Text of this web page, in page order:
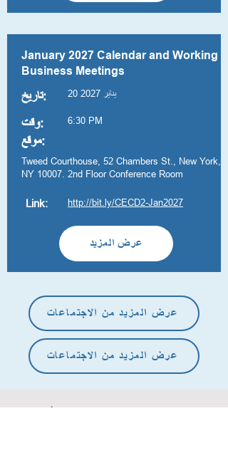
January 2027 Calendar and Working
Business Meetings
تاريخ: 20 يناير 2027
وقت: 6:30 PM
موقع:
Tweed Courthouse, 52 Chambers St., New York,
NY 10007. 2nd Floor Conference Room
Link: http://bit.ly/CECD2-Jan2027
عرض المزيد
عرض المزيد من الاجتماعات
عرض المزيد من الاجتماعات